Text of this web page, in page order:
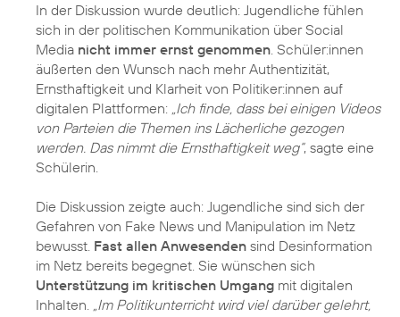
In der Diskussion wurde deutlich: Jugendliche fühlen
sich in der politischen Kommunikation über Social
Media nicht immer ernst genommen. Schüler:innen
äußerten den Wunsch nach mehr Authentizität,
Ernsthaftigkeit und Klarheit von Politiker:innen auf
digitalen Plattformen: „Ich finde, dass bei einigen Videos
von Parteien die Themen ins Lächerliche gezogen
werden. Das nimmt die Ernsthaftigkeit weg“, sagte eine
Schülerin.
Die Diskussion zeigte auch: Jugendliche sind sich der
Gefahren von Fake News und Manipulation im Netz
bewusst. Fast allen Anwesenden sind Desinformation
im Netz bereits begegnet. Sie wünschen sich
Unterstützung im kritischen Umgang mit digitalen
Inhalten. „Im Politikunterricht wird viel darüber gelehrt,